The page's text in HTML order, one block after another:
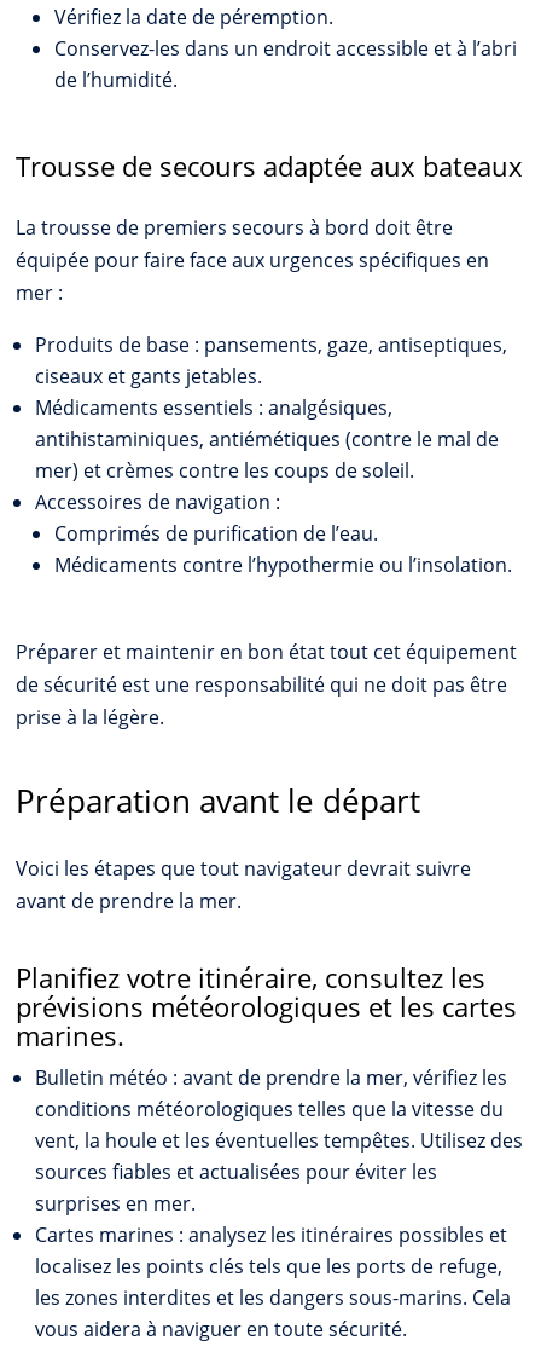
Vérifiez la date de péremption.
Conservez-les dans un endroit accessible et à l’abri
de l’humidité.
Trousse de secours adaptée aux bateaux
La trousse de premiers secours à bord doit être
équipée pour faire face aux urgences spécifiques en
mer :
Produits de base : pansements, gaze, antiseptiques,
ciseaux et gants jetables.
Médicaments essentiels : analgésiques,
antihistaminiques, antiémétiques (contre le mal de
mer) et crèmes contre les coups de soleil.
Accessoires de navigation :
Comprimés de purification de l’eau.
Médicaments contre l’hypothermie ou l’insolation.
Préparer et maintenir en bon état tout cet équipement
de sécurité est une responsabilité qui ne doit pas être
prise à la légère.
Préparation avant le départ
Voici les étapes que tout navigateur devrait suivre
avant de prendre la mer.
Planifiez votre itinéraire, consultez les
prévisions météorologiques et les cartes
marines.
Bulletin météo : avant de prendre la mer, vérifiez les
conditions météorologiques telles que la vitesse du
vent, la houle et les éventuelles tempêtes. Utilisez des
sources fiables et actualisées pour éviter les
surprises en mer.
Cartes marines : analysez les itinéraires possibles et
localisez les points clés tels que les ports de refuge,
les zones interdites et les dangers sous-marins. Cela
vous aidera à naviguer en toute sécurité.